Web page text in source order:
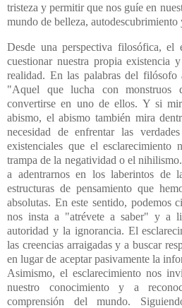
tristeza y permitir que nos guíe en
mundo de belleza,
Desde una perspectiva filosófica, el
cuestionar nuestra propia existencia
realidad. En las palabras del filósofo
"Aquel que lucha con monstruos
convertirse en uno de ellos. Y si
abismo, el abismo también mira
necesidad de enfrentar las
existenciales que el esclarecimiento
trampa de la negatividad o el
a adentrarnos en los laberintos de
estructuras de pensamiento que
absolutas. En este sentido, podemos
nos insta a "atrévete a saber" y a
autoridad y la ignorancia. El
las creencias arraigadas y a buscar
en lugar de aceptar pasivamente la
Asimismo, el esclarecimiento nos
nuestro conocimiento y a
comprensión del mundo.